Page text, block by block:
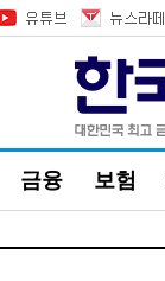
금융 보험